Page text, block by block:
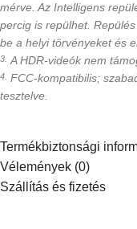
mérve. Az Intelligens
percig is repülhet.
be a helyi törvényeket és
3. A HDR-videók nem
4. FCC-kompatibilis;
tesztelve.
Termékbiztonsági
Vélemények (0)
Szállítás és fizetés